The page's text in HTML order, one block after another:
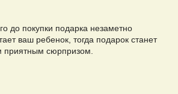
до покупки подарка незаметно
ваш ребенок, тогда подарок станет
приятным сюрпризом.